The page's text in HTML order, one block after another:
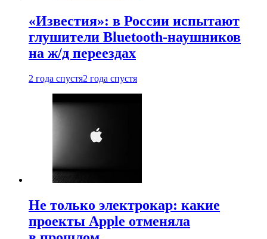
«Известия»: в России испытают
глушители Bluetooth-наушников
на ж/д переездах
2 года спустя2 года спустя
Не только электрокар: какие
проекты Apple отменяла